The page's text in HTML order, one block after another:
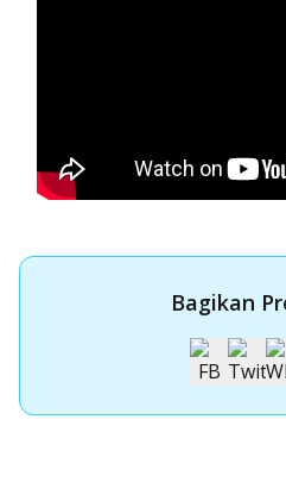
Bagikan
Apply Kartu Kredit